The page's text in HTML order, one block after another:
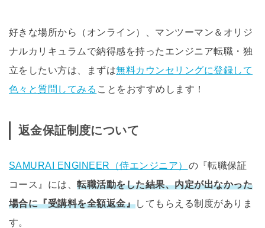
好きな場所から（オンライン）、マンツーマン＆オリジ
ナルカリキュラムで納得感を持ったエンジニア転職・独
立をしたい方は、まずは無料カウンセリングに登録して
色々と質問してみる ことをおすすめします！
返金保証制度について
SAMURAI ENGINEER（侍エンジニア） の『転職保証
コース』には、転職活動をした結果、内定が出なかった
場合に『受講料を全額返金』してもらえる制度がありま
す。